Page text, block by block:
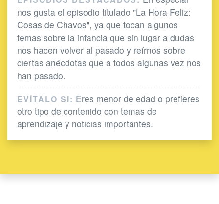
nos gusta el episodio titulado "La Hora Feliz:
Cosas de Chavos", ya que tocan algunos
temas sobre la infancia que sin lugar a dudas
nos hacen volver al pasado y reírnos sobre
ciertas anécdotas que a todos algunas vez nos
han pasado.
EVÍTALO SI: Eres menor de edad o prefieres
otro tipo de contenido con temas de
aprendizaje y noticias importantes.